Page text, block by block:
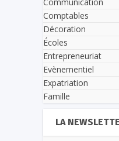
Comptables
Décoration
Écoles
Entrepreneuriat
Evènementiel
Expatriation
Famille
LA